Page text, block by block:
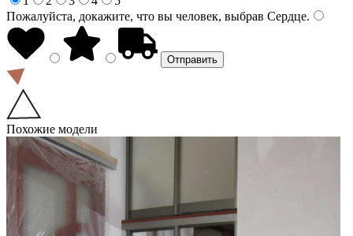
Пожалуйста, докажите, что вы человек, выбрав Сердце.
Похожие модели